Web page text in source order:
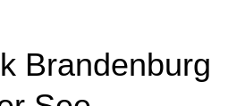
Brandenburg